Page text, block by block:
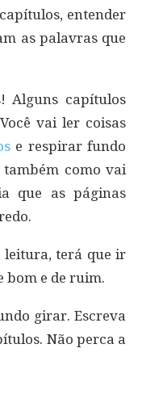
entender
as palavras que
Alguns capítulos
vai ler coisas
e respirar fundo
também como vai
que as páginas
leitura, terá que ir
bom e de ruim.
girar. Escreva
Não perca a